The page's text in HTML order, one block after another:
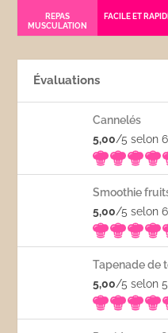
REPAS
MUSCULATION
FACILE ET
Évaluations
Cannelés
5,00/5 selon
Smoothie
5,00/5 selon
Tapenade de
5,00/5 selon